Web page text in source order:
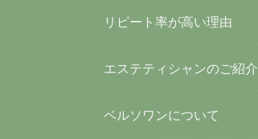
リピート率が高い理由
エステティシャンのご紹介
ベルソワンについて